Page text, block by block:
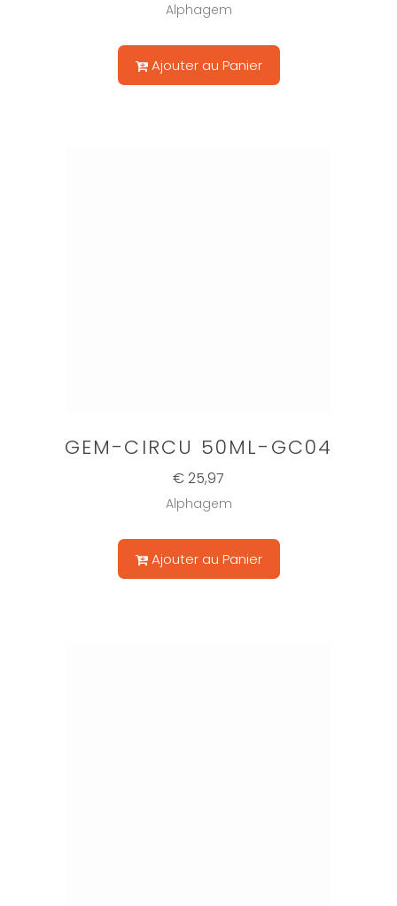
Alphagem
Ajouter au Panier
GEM-CIRCU 50ML-GC04
€ 25,97
Alphagem
Ajouter au Panier